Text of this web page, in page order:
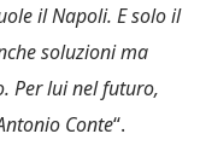
il Napoli. E solo il
soluzioni ma
Per lui nel futuro,
Conte“.